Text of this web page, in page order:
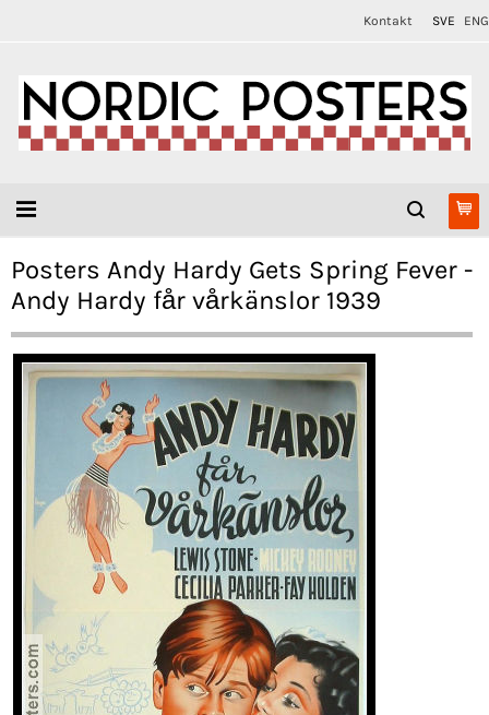
Kontakt SVE ENG
Posters Andy Hardy Gets Spring Fever -
Andy Hardy får vårkänslor 1939